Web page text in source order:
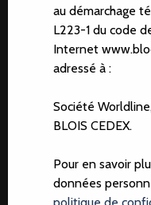
TOUS
au démarchage
L223-1 du code
Internet
adressé à :
Société
BLOIS CEDEX.
Pour en savoir
données